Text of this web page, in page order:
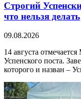
Строгий
что нельзя делать
09.08.2026
14 августа
Успенского поста.
которого и назван –